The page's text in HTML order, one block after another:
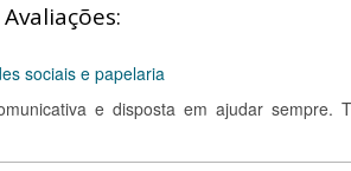
sociais e papelaria
e disposta em ajudar sempre.